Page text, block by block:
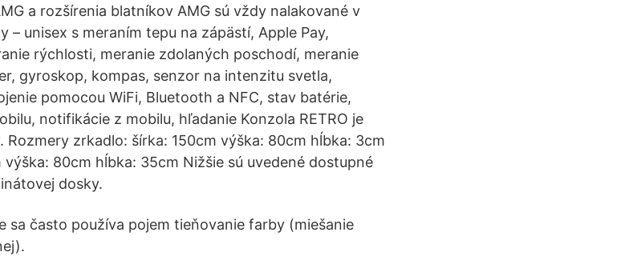
a rozšírenia blatníkov AMG sú vždy nalakované v
– unisex s meraním tepu na zápästí, Apple Pay,
rýchlosti, meranie zdolaných poschodí, meranie
gyroskop, kompas, senzor na intenzitu svetla,
pomocou WiFi, Bluetooth a NFC, stav batérie,
notifikácie z mobilu, hľadanie Konzola RETRO je
zrkadlo: šírka: 150cm výška: 80cm hĺbka: 3cm
80cm hĺbka: 35cm Nižšie sú uvedené dostupné
dosky.
sa často používa pojem tieňovanie farby (miešanie